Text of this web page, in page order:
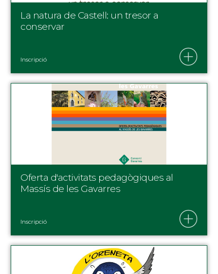
La natura de Castell: un tresor a
conservar
Inscripció
Oferta d'activitats pedagògiques al
Massís de les Gavarres
Inscripció